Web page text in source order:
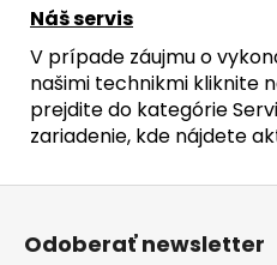
Náš servis
V prípade záujmu o
našimi technikmi kliknite
prejdite do kategórie
zariadenie, kde nájdete
Z
Odoberať newsletter